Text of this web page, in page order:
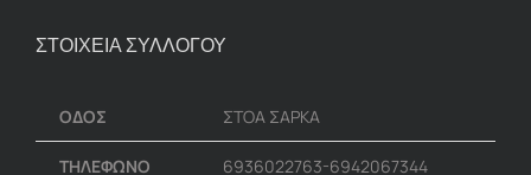
ΣΤΟΙΧΕΙΑ ΣΥΛΛΟΓΟΥ
ΟΔΟΣ ΣΤΟΑ ΣΑΡΚΑ
ΤΗΛΕΦΩΝΟ 6936022763-6942067344